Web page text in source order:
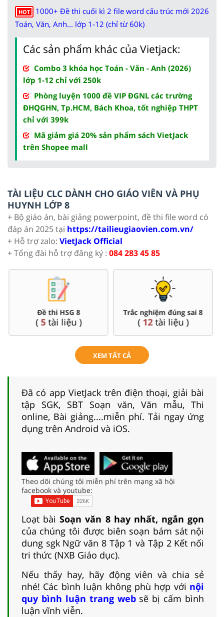
HOT
1000+ Đề thi cuối kì 2 file word cấu trúc mới 2026
Toán, Văn, Anh... lớp 1-12 (chỉ từ 60k)
Các sản phẩm khác của Vietjack:
Combo 3 khóa học Toán - Văn - Anh (2026)
lớp 1-12 chỉ với 250k
Phòng luyện 1000 đề VIP ĐGNL các trường
ĐHQGHN, Tp.HCM, Bách Khoa, tốt nghiệp THPT
chỉ với 399k
Mã giảm giá 20% sản phẩm sách VietJack
trên Shopee mall
TÀI LIỆU CLC DÀNH CHO GIÁO VIÊN VÀ PHỤ
HUYNH LỚP 8
+ Bộ giáo án, bài giảng powerpoint, đề thi file word có
đáp án 2025 tại https://tailieugiaovien.com.vn/
+ Hỗ trợ zalo: VietJack Official
+ Tổng đài hỗ trợ đăng ký : 084 283 45 85
Đề thi HSG 8
( 5tài liệu )
Trắc nghiệm đúng sai 8
( 12tài liệu )
XEM TẤT CẢ
Đã có app VietJack trên điện thoại, giải bài
tập SGK, SBT Soạn văn, Văn mẫu, Thi
online, Bài giảng....miễn phí. Tải ngay ứng
dụng trên Android và iOS.
Theo dõi chúng tôi miễn phí trên mạng xã hội
facebook và youtube:
Loạt bàiSoạn văn 8 hay nhất, ngắn gọn
của chúng tôi được biên soạn bám sát nội
dung sgk Ngữ văn 8 Tập 1 và Tập 2 Kết nối
tri thức (NXB Giáo dục).
Nếu thấy hay, hãy động viên và chia sẻ
nhé! Các bình luận không phù hợp với nội
quy bình luận trang websẽ bị cấm bình
luận vĩnh viễn.